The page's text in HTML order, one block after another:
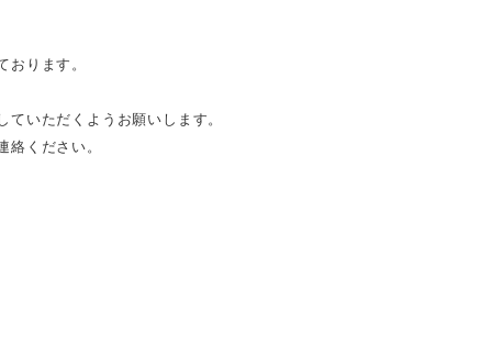
ります。
いただくようお願いします。
ください。